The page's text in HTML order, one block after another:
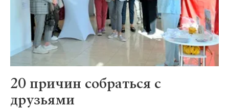
20 причин собраться с
друзьями